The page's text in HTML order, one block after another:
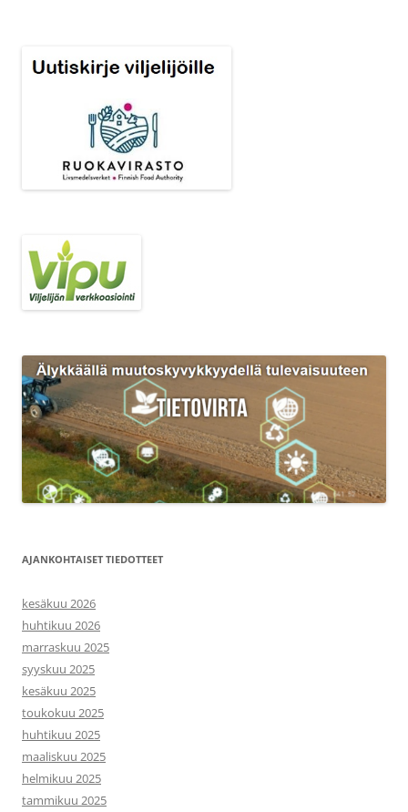
AJANKOHTAISET TIEDOTTEET
kesäkuu 2026
huhtikuu 2026
marraskuu 2025
syyskuu 2025
kesäkuu 2025
toukokuu 2025
huhtikuu 2025
maaliskuu 2025
helmikuu 2025
tammikuu 2025